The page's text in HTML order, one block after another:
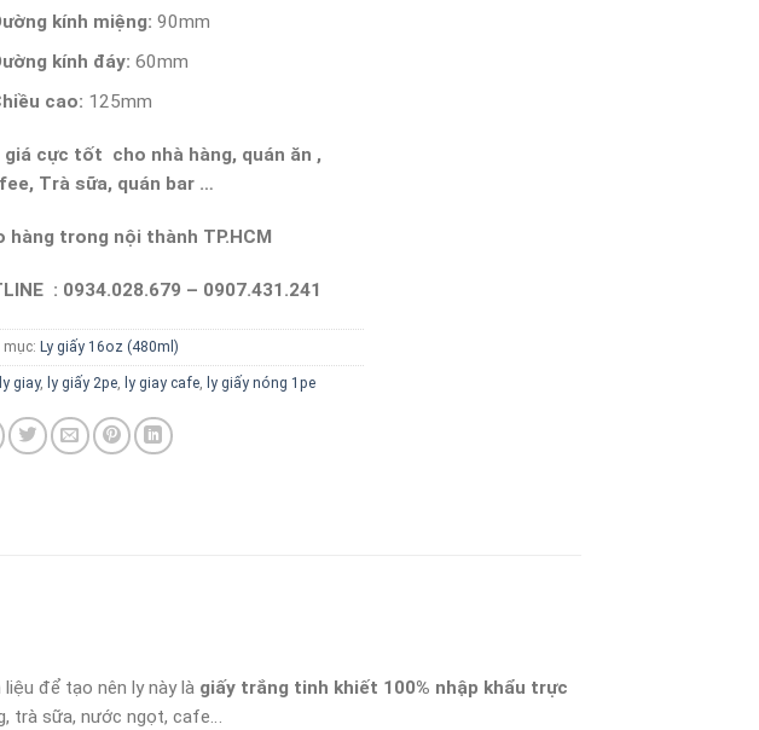
kính miệng: 90mm
kính đáy: 60mm
cao: 125mm
giá cực tốt cho nhà hàng, quán ăn ,
Trà sữa, quán bar …
hàng trong nội thành TP.HCM
: 0934.028.679 – 0907.431.241
mục: Ly giấy 16oz (480ml)
ly giay, ly giấy 2pe, ly giay cafe, ly giấy nóng 1pe
để tạo nên ly này là giấy trắng tinh khiết 100% nhập khẩu trực
trà sữa, nước ngọt, cafe…